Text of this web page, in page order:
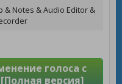
& Notes & Audio Editor &
голоса с
версия]